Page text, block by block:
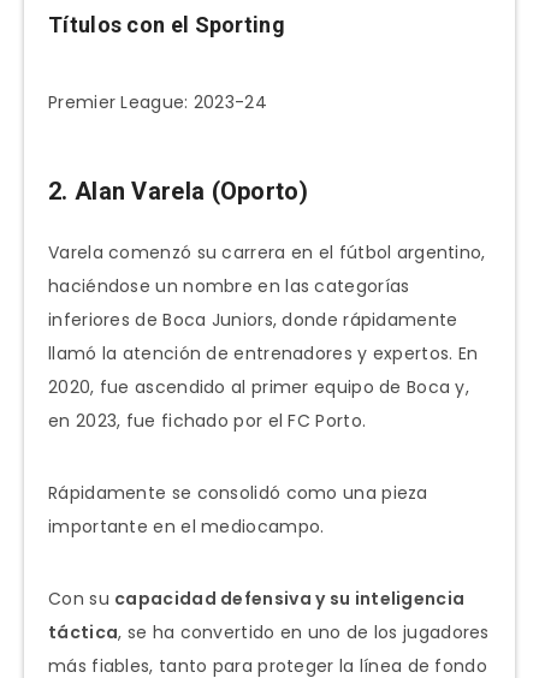
Títulos con el Sporting
Premier League: 2023-24
2. Alan Varela (Oporto)
Varela comenzó su carrera en el fútbol argentino,
haciéndose un nombre en las categorías
inferiores de Boca Juniors, donde rápidamente
llamó la atención de entrenadores y expertos. En
2020, fue ascendido al primer equipo de Boca y,
en 2023, fue fichado por el FC Porto.
Rápidamente se consolidó como una pieza
importante en el mediocampo.
Con su capacidad defensiva y su inteligencia
táctica, se ha convertido en uno de los jugadores
más fiables, tanto para proteger la línea de fondo